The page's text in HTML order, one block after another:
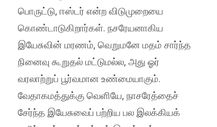
பொருட்டு, ஈஸ்டர் என்ற விடுமுறையை
கொண்டாடுகிறார்கள். நசரேயனாகிய
இயேசுவின் மரணம், வெறுமனே மதம் சார்ந்த
நினைவு கூறுதல் மட்டுமல்ல, அது ஓர்
வரலாற்றுப் பூர்வமான உண்மையாகும்.
வேதாகமத்துக்கு வெளியே, நாசரேத்தைச்
சேர்ந்த இயேசுவைப் பற்றிய பல இலக்கியக்